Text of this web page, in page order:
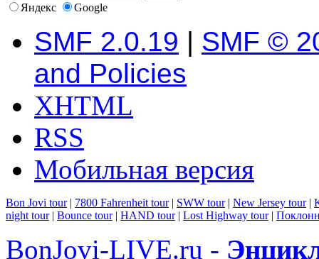
Яндекс Google
SMF 2.0.19 | SMF ©
and Policies
XHTML
RSS
Мобильная версия
Bon Jovi tour| 7800 Fahrenheit tour| SWW tour| New Jersey tour|
night tour| Bounce tour| HAND tour| Lost Highway tour|
BonJovi-LIVE.ru -